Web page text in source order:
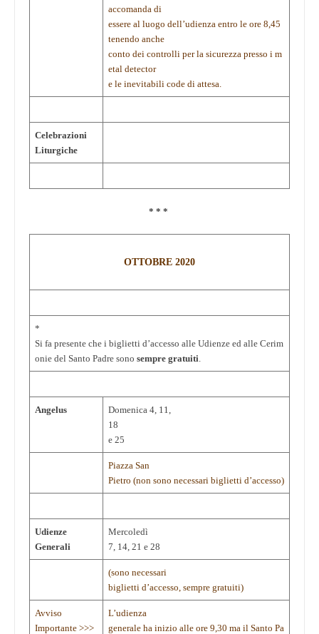
accomanda di
essere al luogo dell’udienza entro le ore 8,45
tenendo anche
conto dei controlli per la sicurezza presso i m
etal detector
e le inevitabili code di attesa.
Celebrazioni
Liturgiche
* * *
OTTOBRE 2020
*
Si fa presente che i biglietti d’accesso alle Udienze ed alle Cerim
onie del Santo Padre sono sempre gratuiti.
Angelus
Domenica 4, 11,
18
e 25
Piazza San
Pietro (non sono necessari biglietti d’accesso)
Udienze
Generali
Mercoledì
7, 14, 21 e 28
(sono necessari
biglietti d’accesso, sempre gratuiti)
Avviso
Importante >>>
L’udienza
generale ha inizio alle ore 9,30 ma il Santo Pa